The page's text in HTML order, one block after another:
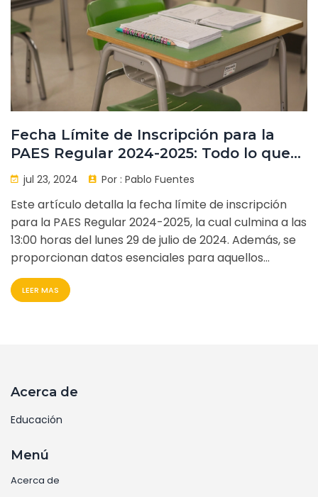
Fecha Límite de Inscripción para la
PAES Regular 2024-2025: Todo lo que
Debes Saber
jul 23, 2024 Por : Pablo Fuentes
Este artículo detalla la fecha límite de inscripción
para la PAES Regular 2024-2025, la cual culmina a las
13:00 horas del lunes 29 de julio de 2024. Además, se
proporcionan datos esenciales para aquellos
interesados en participar en el examen, ayudándoles
a no perder el período de registro.
LEER MAS
Acerca de
Educación
Menú
Acerca de